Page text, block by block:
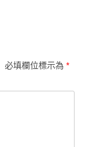
必填欄位標示為 *